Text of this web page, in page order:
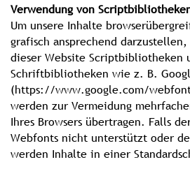
Verwendung von
Um unsere Inhalte
grafisch ansprechend
dieser Website Scriptbibliotheken
Schriftbibliotheken wie z. B.
(https://www.google.com/
werden zur Vermeidung
Ihres Browsers übertragen. Falls
Webfonts nicht unterstützt oder
werden Inhalte in einer